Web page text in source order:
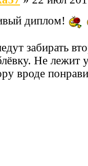
диплом!
забирать
Не лежит
вроде